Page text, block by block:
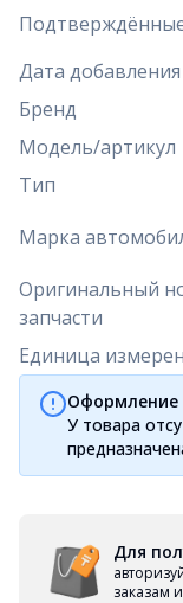
Дата добавления
Бренд
Модель/артикул
Тип
Марка
Оригинальный
запчасти
Единица
Оформление
У товара
Для
заказам